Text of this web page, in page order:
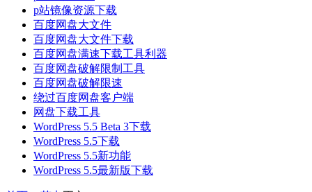
p站镜像资源下载
百度网盘大文件
百度网盘大文件下载
百度网盘满速下载工具利器
百度网盘破解限制工具
百度网盘破解限速
绕过百度网盘客户端
网盘下载工具
WordPress 5.5 Beta 3下载
WordPress 5.5下载
WordPress 5.5新功能
WordPress 5.5最新版下载